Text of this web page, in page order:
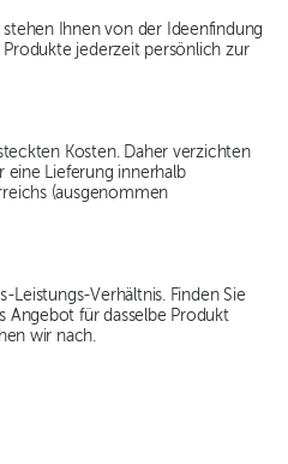
Ihnen von der Ideenfindung
Produkte jederzeit persönlich zur
Kosten. Daher verzichten
eine Lieferung innerhalb
(ausgenommen
Leistungs-Verhältnis. Finden Sie
Angebot für dasselbe Produkt
wir nach.